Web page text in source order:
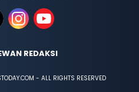
REDAKSI
- ALL RIGHTS RESERVED